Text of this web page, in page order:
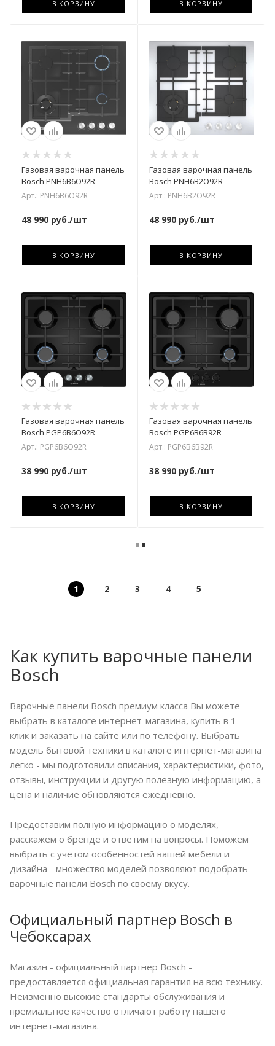
В КОРЗИНУ В КОРЗИНУ
Газовая варочная панель
Bosch PNH6B6O92R
Арт.: PNH6B6O92R
48 990 руб./шт
В КОРЗИНУ
Газовая варочная панель
Bosch PNH6B2O92R
Арт.: PNH6B2O92R
48 990руб./шт
В КОРЗИНУ
Газовая варочная панель
Bosch PGP6B6O92R
Арт.: PGP6B6O92R
38 990 руб./шт
В КОРЗИНУ
Газовая варочная панель
Bosch PGP6B6B92R
Арт.: PGP6B6B92R
38 990руб./шт
В КОРЗИНУ
1 2 3 4 5
Как купить варочные панели
Bosch
Варочные панели Bosch премиум класса Вы можете
выбрать в каталоге интернет-магазина, купить в 1
клик и заказать на сайте или по телефону. Выбрать
модель бытовой техники в каталоге интернет-магазина
легко - мы подготовили описания, характеристики, фото,
отзывы, инструкции и другую полезную информацию, а
цена и наличие обновляются ежедневно.
Предоставим полную информацию о моделях,
расскажем о бренде и ответим на вопросы. Поможем
выбрать с учетом особенностей вашей мебели и
дизайна - множество моделей позволяют подобрать
варочные панели Bosch по своему вкусу.
Официальный партнер Bosch в
Чебоксарах
Магазин - официальный партнер Bosch -
предоставляется официальная гарантия на всю технику.
Неизменно высокие стандарты обслуживания и
премиальное качество отличают работу нашего
интернет-магазина.